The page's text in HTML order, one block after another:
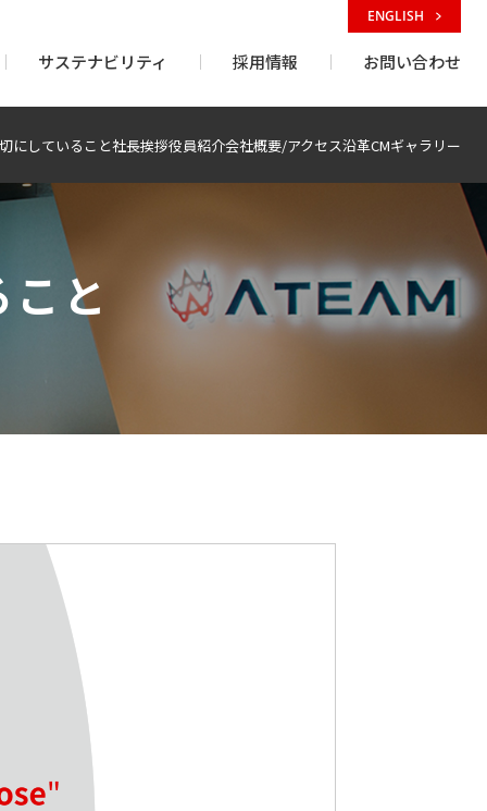
サステナビリティ 採用情報 お問い合わせ
ENGLISH
にしていること社長挨拶役員紹介会社概要/アクセス沿革CMギャラリー
と